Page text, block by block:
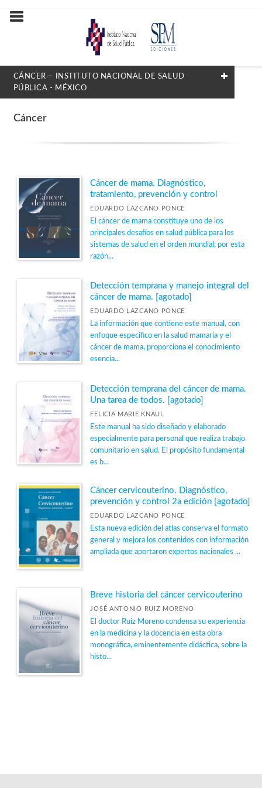
CÁNCER – INSTITUTO NACIONAL DE SALUD
PÚBLICA - MÉXICO
FILTRADO POR:
MATERIAS
Adicciones
Cáncer
Educación para la salud
Enfermedades transmitidas por vector
Escuela de Salud Pública de México
Evidencia para la toma de decisiones
Género y salud
Historia de la salud pública
Ver todas... (14)
NUESTRAS COLECCIONES
Novedades
Cáncer
Cáncer de mama. Diagnóstico,
tratamiento, prevención y control
EDUARDO LAZCANO PONCE
El cáncer de mama constituye uno de los
principales desafíos en salud pública para los
sistemas de salud en el orden mundial; por esta
razón...
Detección temprana y manejo integral del
cáncer de mama. [agotado]
EDUARDO LAZCANO PONCE
La información que contiene este manual, con
enfoque específico en la salud mamaria y el
cáncer de mama, proporciona el conocimiento
esencia...
Detección temprana del cáncer de mama.
Una tarea de todos. [agotado]
FELICIA MARIE KNAUL
Este manual ha sido diseñado y elaborado
especialmente para personal que realiza trabajo
comunitario en salud. El propósito fundamental
es b...
Cáncer cervicouterino. Diagnóstico,
prevención y control 2a edición [agotado]
EDUARDO LAZCANO PONCE
Esta nueva edición del atlas conserva el formato
general y mejora los contenidos con información
ampliada que aportaron expertos nacionales ...
Breve historia del cáncer cervicouterino
JOSÉ ANTONIO RUIZ MORENO
El doctor Ruiz Moreno condensa su experiencia
en la medicina y la docencia en esta obra
monográfica, eminentemente didáctica, sobre la
histo...